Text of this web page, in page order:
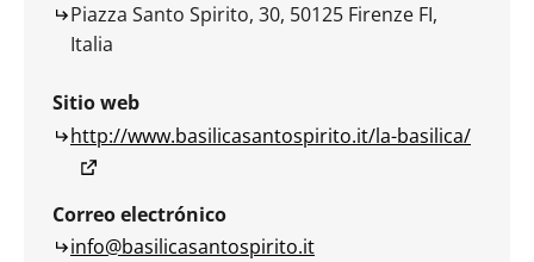
Piazza Santo Spirito, 30, 50125 Firenze FI,
Italia
Sitio web
http://www.basilicasantospirito.it/la-basilica/
Correo electrónico
info@basilicasantospirito.it